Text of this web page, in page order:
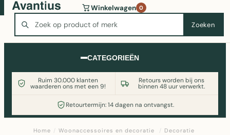
Zoeken
Winkelwagen 0
CATEGORIEËN
Ruim 30.000 klanten
waarderen ons met een 9!
Retours worden bij ons
binnen 48 uur verwerkt.
Retourtermijn: 14 dagen na ontvangst.
Wasmachine of koelkast nodig? Vergelijk alle prijzen op
Witgoedaanbod.nl
Home / Woonaccessoires en decoratie / Decoratie